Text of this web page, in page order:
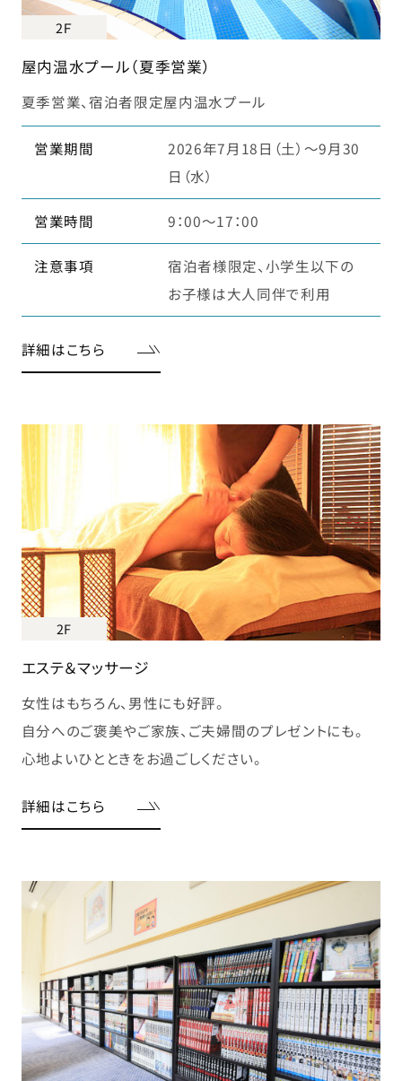
屋内温水プール（夏季営業）
夏季営業、宿泊者限定屋内温水プール
営業期間
2026年7月18日（土）～9月30
日（水）
営業時間 9：00～17：00
注意事項
宿泊者様限定、小学生以下の
お子様は大人同伴で利用
詳細はこちら
2Ｆ
エステ＆マッサージ
女性はもちろん、男性にも好評。
自分へのご褒美やご家族、ご夫婦間のプレゼントにも。
心地よいひとときをお過ごしください。
詳細はこちら
2F